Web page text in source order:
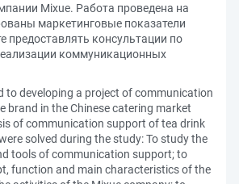
Mixue. Работа проведена на
маркетинговые показатели
предоставлять консультации по
коммуникационных
to developing a project of communication
brand in the Chinese catering market
of communication support of tea drink
solved during the study: To study the
tools of communication support; to
function and main characteristics of the